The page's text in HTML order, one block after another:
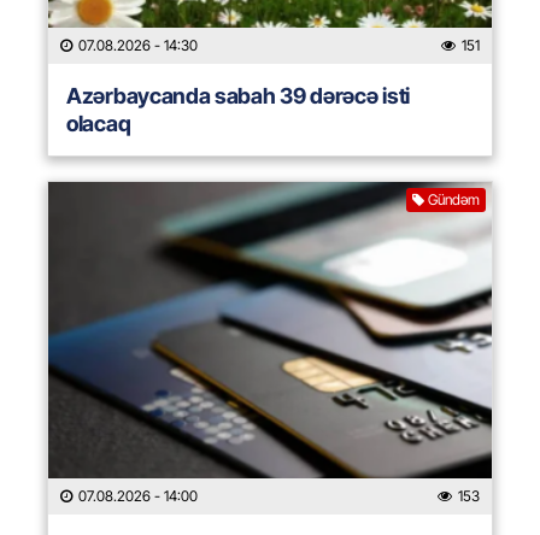
07.08.2026 - 14:30 151
Azərbaycanda sabah 39 dərəcə isti
olacaq
Gündəm
07.08.2026 - 14:00 153